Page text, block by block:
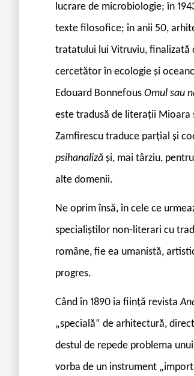
lucrare de microbiologie; în
texte filosofice; în anii 50,
tratatului lui Vitruviu, finalizată
cercetător în ecologie și
Edouard Bonnefous Omul sau
este tradusă de literații Mioara
Zamfirescu traduce parțial și
psihanaliză și, mai târziu,
alte domenii.
Ne oprim însă, în cele ce
specialiștilor non-literari cu
române, fie ea umanistă,
progres.
Când în 1890 ia ființă revista
„specială“ de arhitectură,
destul de repede problema unui
vorba de un instrument